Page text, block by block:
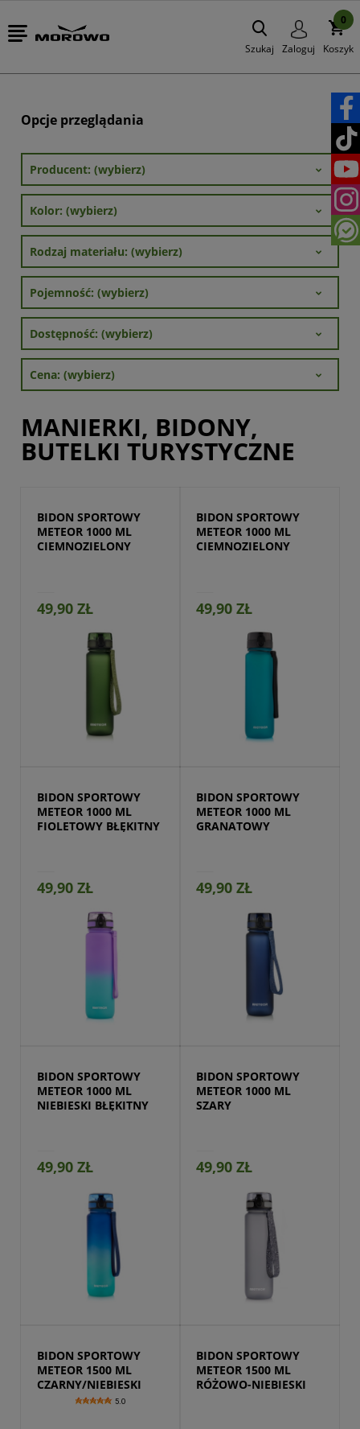
Szukaj Zaloguj Koszyk
0
Opcje przeglądania
Producent: (wybierz)
Kolor: (wybierz)
Rodzaj materiału: (wybierz)
Pojemność: (wybierz)
Dostępność: (wybierz)
Cena: (wybierz)
MANIERKI, BIDONY,
BUTELKI TURYSTYCZNE
BIDON SPORTOWY
METEOR 1000 ML
CIEMNOZIELONY
49,90 ZŁ
BIDON SPORTOWY
METEOR 1000 ML
CIEMNOZIELONY
49,90 ZŁ
BIDON SPORTOWY
METEOR 1000 ML
FIOLETOWY BŁĘKITNY
49,90 ZŁ
BIDON SPORTOWY
METEOR 1000 ML
GRANATOWY
49,90 ZŁ
Przejdź do produktu
BIDON SPORTOWY
METEOR 1000 ML
NIEBIESKI BŁĘKITNY
49,90 ZŁ
BIDON SPORTOWY
METEOR 1000 ML
SZARY
49,90 ZŁ
Przejdź do produktu
BIDON SPORTOWY
METEOR 1500 ML
CZARNY/NIEBIESKI
5.0
BIDON SPORTOWY
METEOR 1500 ML
RÓŻOWO-NIEBIESKI